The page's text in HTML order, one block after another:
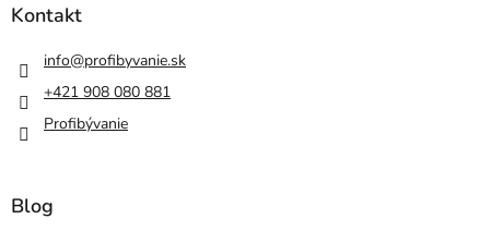
Kontakt
info@profibyvanie.sk
+421 908 080 881
Profibývanie
Blog